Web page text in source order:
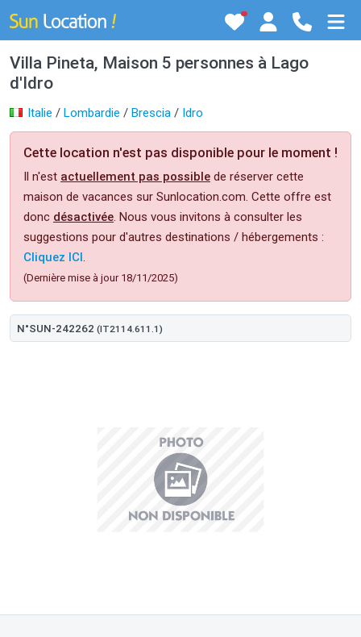
Villa Pineta, Maison 5 personnes à Lago
d'Idro
Italie / Lombardie / Brescia / Idro
Cette location n'est pas disponible pour le moment !
Il n'est actuellement pas possible de réserver cette
maison de vacances sur Sunlocation.com. Cette offre est
donc désactivée. Nous vous invitons à consulter les
suggestions pour d'autres destinations / hébergements :
Cliquez ICI.
(Dernière mise à jour 18/11/2025)
N°SUN-242262 (IT2114.611.1)